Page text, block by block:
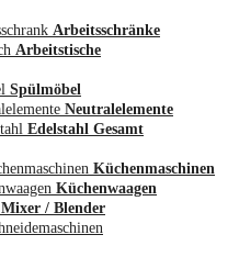
Arbeitsschränke
Arbeitstische
Spülmöbel
Neutralelemente
Edelstahl Gesamt
Küchenmaschinen
Küchenwaagen
Mixer / Blender